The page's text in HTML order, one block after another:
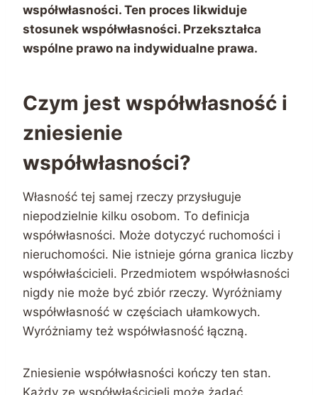
współwłasności. Ten proces likwiduje
stosunek współwłasności. Przekształca
wspólne prawo na indywidualne prawa.
Czym jest współwłasność i
zniesienie
współwłasności?
Własność tej samej rzeczy przysługuje
niepodzielnie kilku osobom. To definicja
współwłasności. Może dotyczyć ruchomości i
nieruchomości. Nie istnieje górna granica liczby
współwłaścicieli. Przedmiotem współwłasności
nigdy nie może być zbiór rzeczy. Wyróżniamy
współwłasność w częściach ułamkowych.
Wyróżniamy też współwłasność łączną.
Zniesienie współwłasności kończy ten stan.
Każdy ze współwłaścicieli może żądać